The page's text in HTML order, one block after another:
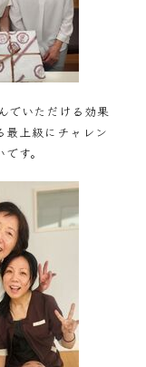
でいただける効果
最上級にチャレン
す。